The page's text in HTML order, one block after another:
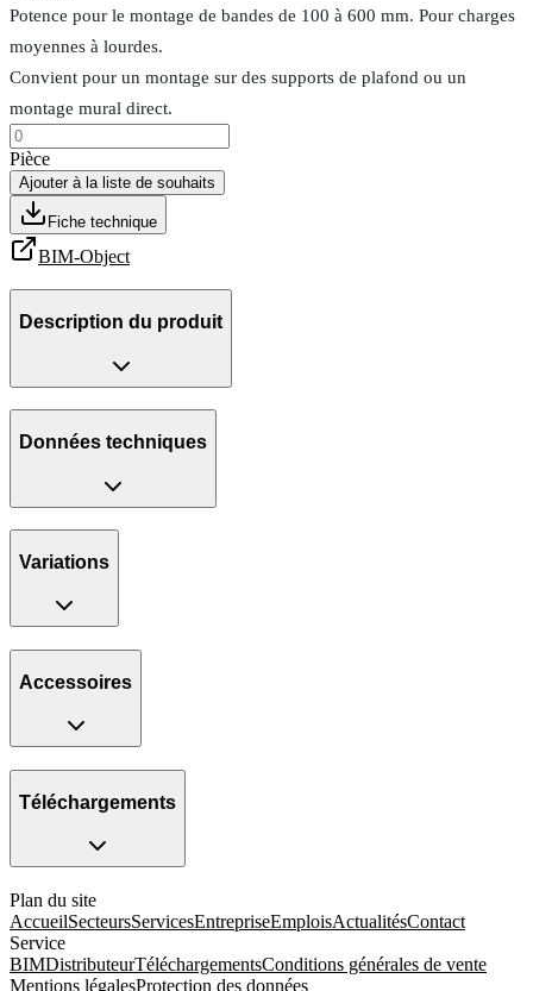
Potence pour le montage de bandes de 100 à 600 mm. Pour charges
moyennes à lourdes.
Convient pour un montage sur des supports de plafond ou un
montage mural direct.
Pièce
Ajouter à la liste de souhaits
Fiche technique
BIM-Object
Description du produit
Données techniques
Variations
Accessoires
Téléchargements
Plan du site
AccueilSecteursServicesEntrepriseEmploisActualitésContact
Service
BIMDistributeurTéléchargementsConditions générales de vente
Mentions légalesProtection des données